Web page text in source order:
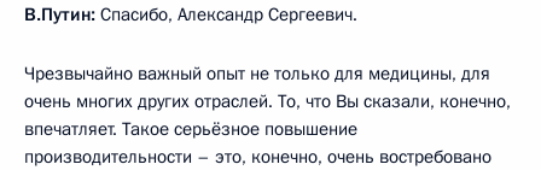
В.Путин: Спасибо, Александр Сергеевич.
Чрезвычайно важный опыт не только для медицины, для
очень многих других отраслей. То, что Вы сказали, конечно,
впечатляет. Такое серьёзное повышение
производительности – это, конечно, очень востребовано